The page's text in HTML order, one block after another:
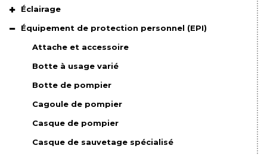
Éclairage
Équipement de protection personnel (EPI)
Attache et accessoire
Botte à usage varié
Botte de pompier
Cagoule de pompier
Casque de pompier
Casque de sauvetage spécialisé